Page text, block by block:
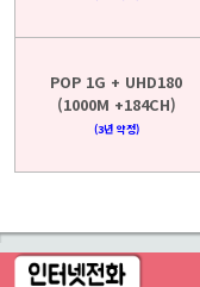
POP 1G + UHD180
(1000M +184CH)
(3년 약정)